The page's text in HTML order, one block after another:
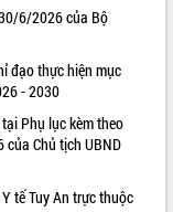
6/2026 của Bộ
đạo thực hiện mục
- 2030
Phụ lục kèm theo
Chủ tịch UBND
tế Tuy An trực thuộc